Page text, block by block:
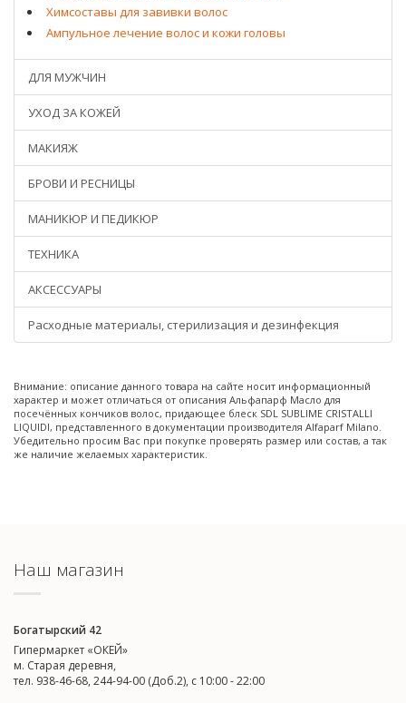
Химсоставы для завивки волос
Ампульное лечение волос и кожи головы
ДЛЯ МУЖЧИН
УХОД ЗА КОЖЕЙ
МАКИЯЖ
БРОВИ И РЕСНИЦЫ
МАНИКЮР И ПЕДИКЮР
ТЕХНИКА
АКСЕССУАРЫ
Расходные материалы, стерилизация и дезинфекция
Внимание: описание данного товара на сайте носит информационный
характер и может отличаться от описания Альфапарф Масло для
посечённых кончиков волос, придающее блеск SDL SUBLIME CRISTALLI
LIQUIDI, представленного в документации производителя Alfaparf Milano.
Убедительно просим Вас при покупке проверять размер или состав, а так
же наличие желаемых характеристик.
Наш магазин
Богатырский 42
Гипермаркет «ОКЕЙ»
м. Старая деревня,
тел. 938-46-68, 244-94-00 (Доб.2), c 10:00 - 22:00